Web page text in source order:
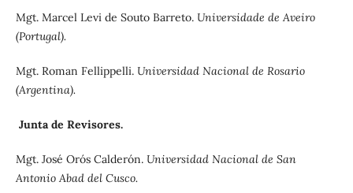
Mgt. Marcel Levi de Souto Barreto. Universidade de Aveiro
(Portugal).
Mgt. Roman Fellippelli. Universidad Nacional de Rosario
(Argentina).
Junta de Revisores.
Mgt. José Orós Calderón. Universidad Nacional de San
Antonio Abad del Cusco.